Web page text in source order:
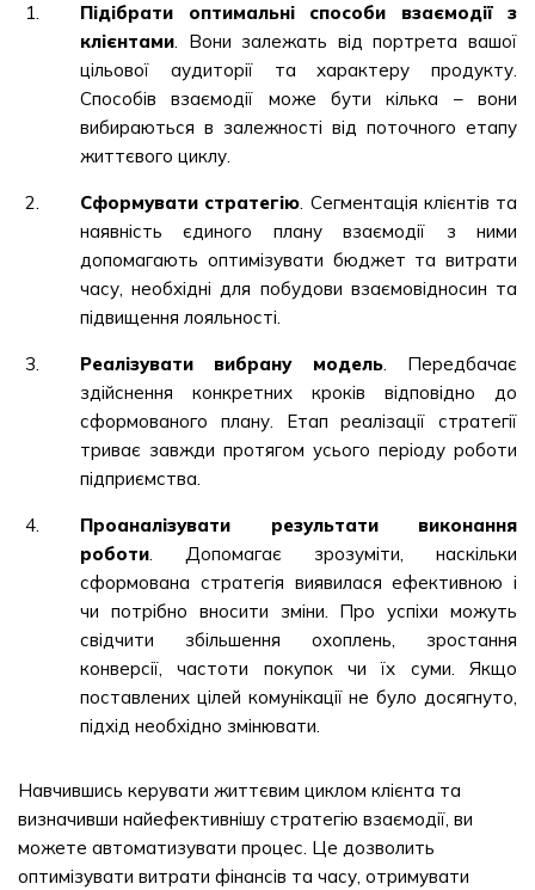
Підібрати оптимальні способи взаємодії з
клієнтами. Вони залежать від портрета вашої
цільової аудиторії та характеру продукту.
Способів взаємодії може бути кілька – вони
вибираються в залежності від поточного етапу
життєвого циклу.
Сформувати стратегію. Сегментація клієнтів та
наявність єдиного плану взаємодії з ними
допомагають оптимізувати бюджет та витрати
часу, необхідні для побудови взаємовідносин та
підвищення лояльності.
Реалізувати вибрану модель. Передбачає
здійснення конкретних кроків відповідно до
сформованого плану. Етап реалізації стратегії
триває завжди протягом усього періоду роботи
підприємства.
Проаналізувати результати виконання
роботи. Допомагає зрозуміти, наскільки
сформована стратегія виявилася ефективною і
чи потрібно вносити зміни. Про успіхи можуть
свідчити збільшення охоплень, зростання
конверсії, частоти покупок чи їх суми. Якщо
поставлених цілей комунікації не було досягнуто,
підхід необхідно змінювати.
Навчившись керувати життєвим циклом клієнта та
визначивши найефективнішу стратегію взаємодії, ви
можете автоматизувати процес. Це дозволить
оптимізувати витрати фінансів та часу, отримувати